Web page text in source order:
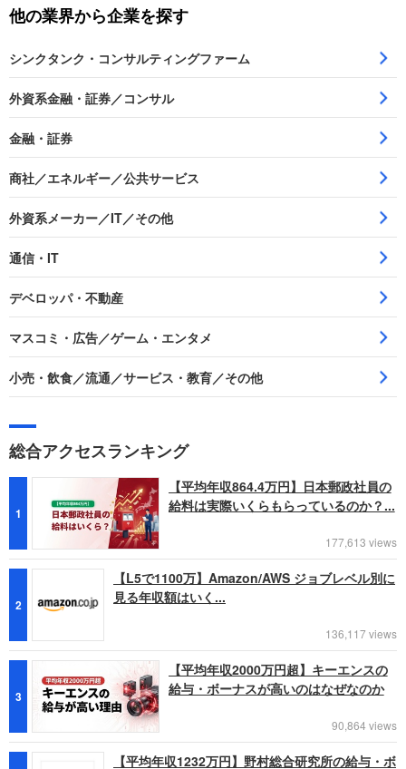
他の業界から企業を探す
シンクタンク・コンサルティングファーム
外資系金融・証券／コンサル
金融・証券
商社／エネルギー／公共サービス
外資系メーカー／IT／その他
通信・IT
デベロッパ・不動産
マスコミ・広告／ゲーム・エンタメ
小売・飲食／流通／サービス・教育／その他
総合アクセスランキング
1
【平均年収864.4万円】日本郵政社員の
給料は実際いくらもらっているのか？...
177,613 views
2
【L5で1100万】Amazon/AWS ジョブレベル別に
見る年収額はいく...
136,117 views
3
【平均年収2000万円超】キーエンスの
給与・ボーナスが高いのはなぜなのか
90,864 views
【平均年収1232万円】野村総合研究所の給与・ボ